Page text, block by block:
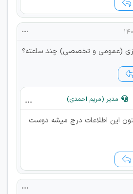
(عمومی و تخصصی) چند ساعته؟
مدیر (مریم احمدی)
این اطلاعات درج میشه دوست